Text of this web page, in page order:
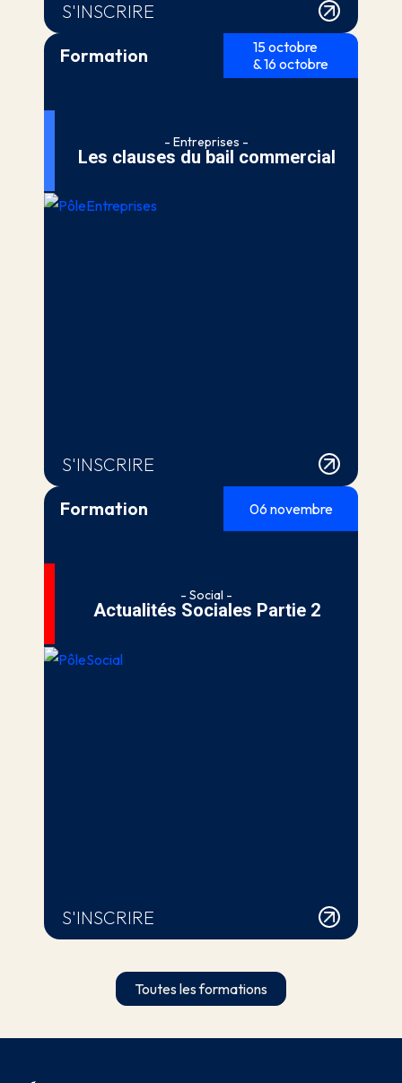
S'INSCRIRE
Formation
15 octobre
& 16 octobre
- Entreprises -
Les clauses du bail commercial
S'INSCRIRE
Formation
06 novembre
- Social -
Actualités Sociales Partie 2
S'INSCRIRE
Toutes les formations